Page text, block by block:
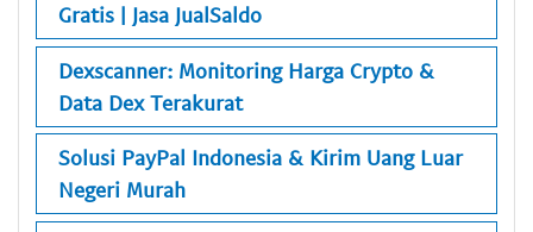
Gratis | Jasa JualSaldo
Dexscanner: Monitoring Harga Crypto &
Data Dex Terakurat
Solusi PayPal Indonesia & Kirim Uang Luar
Negeri Murah